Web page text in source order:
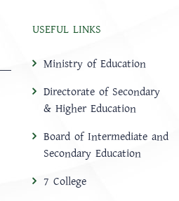
USEFUL LINKS
Ministry of Education
Directorate of Secondary
& Higher Education
Board of Intermediate and
Secondary Education
7 College